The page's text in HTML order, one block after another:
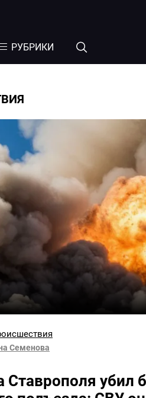
РУБРИКИ
Семенова
Ставрополя убил